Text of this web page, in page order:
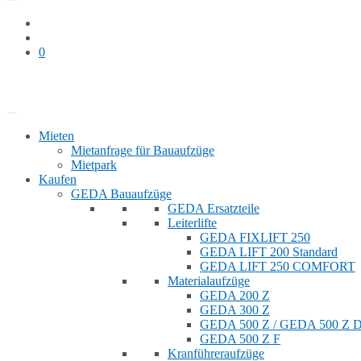
0
Mieten
Mietanfrage für Bauaufzüge
Mietpark
Kaufen
GEDA Bauaufzüge
GEDA Ersatzteile
Leiterlifte
GEDA FIXLIFT 250
GEDA LIFT 200 Standard
GEDA LIFT 250 COMFORT
Materialaufzüge
GEDA 200 Z
GEDA 300 Z
GEDA 500 Z / GEDA 500 Z
GEDA 500 Z F
Kranführeraufzüge